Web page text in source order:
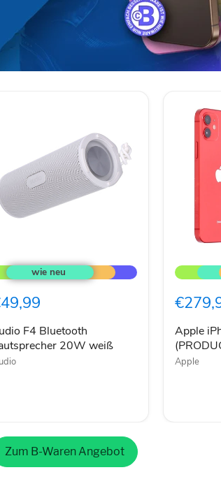
F4 Bluetooth
20W weiß
iPhone
12
Apple
Apple
Zum B-Waren Angebot